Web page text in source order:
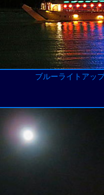
ブルーライトアッ